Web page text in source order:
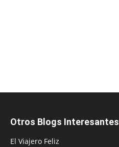
Otros Blogs Interesantes
El Viajero Feliz